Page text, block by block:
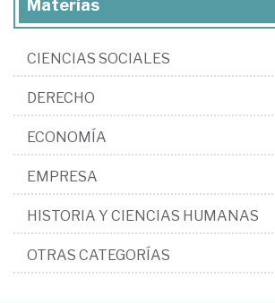
Materias
CIENCIAS SOCIALES
DERECHO
ECONOMÍA
EMPRESA
HISTORIA Y CIENCIAS HUMANAS
OTRAS CATEGORÍAS